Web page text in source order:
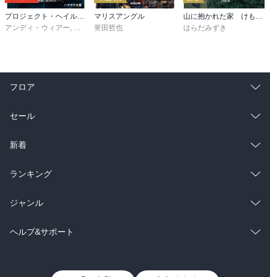
アンディ・ウィアー
小野田和子
マリスアングル
誉田哲也
はらだみずき
フロア
総合
ラノベ
雑誌・グラビア
BL・TL
セール
総合
ラノベ
雑誌・グラビア
BL・TL
新着
総合
ラノベ
雑誌・グラビア
ランキング
総合
ラノベ
ジャンル
コミック
ヘルプ&サポート